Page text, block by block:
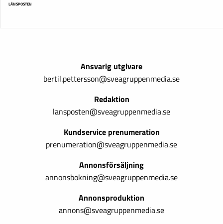
LÄNSPOSTEN
Ansvarig utgivare
bertil.pettersson@sveagruppenmedia.se
Redaktion
lansposten@sveagruppenmedia.se
Kundservice prenumeration
prenumeration@sveagruppenmedia.se
Annonsförsäljning
annonsbokning@sveagruppenmedia.se
Annonsproduktion
annons@sveagruppenmedia.se